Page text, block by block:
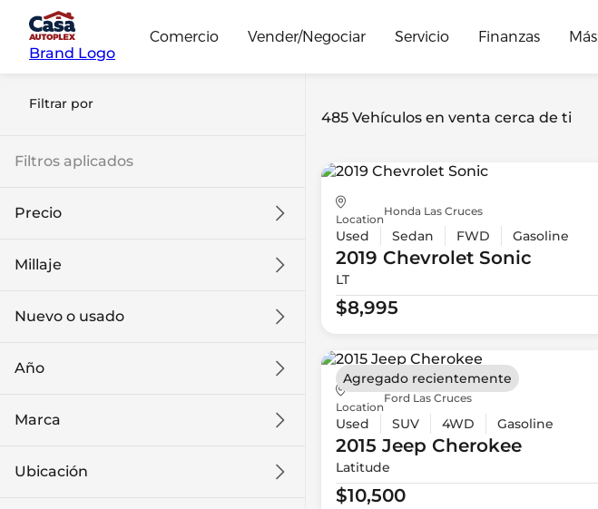
Brand Logo
Comercio Vender/Negociar Servicio Finanzas Más
Filtrar por
Filtros aplicados
Precio
Millaje
Nuevo o usado
Año
Marca
Ubicación
485 Vehículos en venta cerca de ti
Location
Honda Las Cruces
Used Sedan FWD Gasoline
2019 ChevroletSonic
LT
$8,995
Location
Ford Las Cruces
Used SUV 4WD Gasoline
2015 Jeep Cherokee
Latitude
$10,500
Agregado recientemente